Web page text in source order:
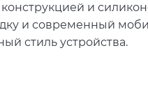
конструкцией и
и современный
стиль устройства.
A2DP,